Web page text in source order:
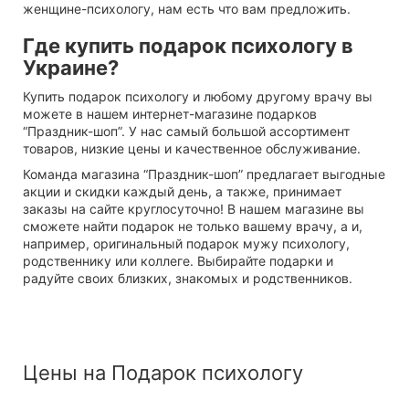
женщине-психологу, нам есть что вам предложить.
Где купить подарок психологу в
Украине?
Купить подарок психологу и любому другому врачу вы
можете в нашем интернет-магазине подарков
“Праздник-шоп”. У нас самый большой ассортимент
товаров, низкие цены и качественное обслуживание.
Команда магазина “Праздник-шоп” предлагает выгодные
акции и скидки каждый день, а также, принимает
заказы на сайте круглосуточно! В нашем магазине вы
сможете найти подарок не только вашему врачу, а и,
например, оригинальный подарок мужу психологу,
родственнику или коллеге. Выбирайте подарки и
радуйте своих близких, знакомых и родственников.
Цены на Подарок психологу